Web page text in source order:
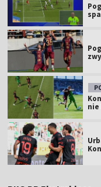
nie